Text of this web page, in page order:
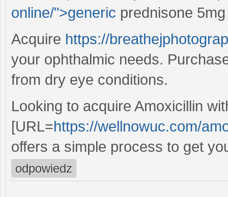
online/">generic prednisone
Acquire https://
your ophthalmic needs.
from dry eye conditions.
Looking to acquire Amoxicillin
[URL=https://wellnowuc.com/
offers a simple process to get
odpowiedz